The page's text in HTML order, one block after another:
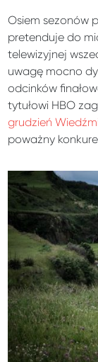
Osiem sezonów
pretenduje do
telewizyjnej
uwagę mocno
odcinków
tytułowi HBO
grudzień
poważny